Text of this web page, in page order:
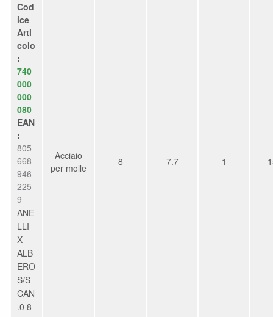
Cod
ice
Arti
colo
:
740
000
000
080
EAN
:
805
668
946
225
9
ANE
LLI
X
ALB
ERO
S/S
CAN
.0 8
Acciaio
per molle
8 7.7 1